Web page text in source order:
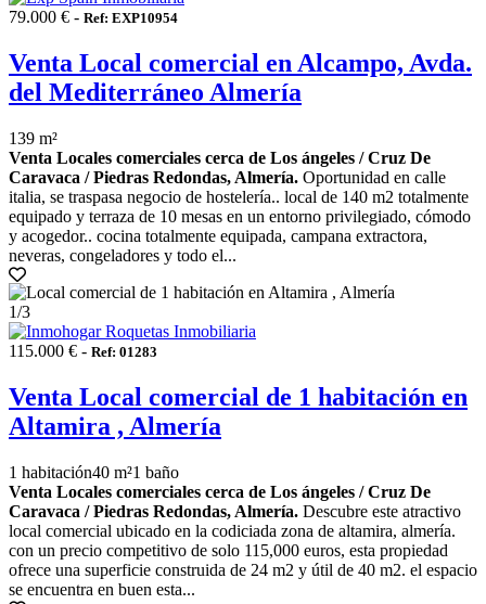
79.000 € - Ref: EXP10954
Venta Local comercial en Alcampo, Avda.
del Mediterráneo Almería
139 m²
Venta Locales comerciales cerca de Los ángeles / Cruz De
Caravaca / Piedras Redondas, Almería. Oportunidad en calle
italia, se traspasa negocio de hostelería.. local de 140 m2 totalmente
equipado y terraza de 10 mesas en un entorno privilegiado, cómodo
y acogedor.. cocina totalmente equipada, campana extractora,
neveras, congeladores y todo el...
1/3
115.000 € - Ref: 01283
Venta Local comercial de 1 habitación en
Altamira , Almería
1 habitación40 m²1 baño
Venta Locales comerciales cerca de Los ángeles / Cruz De
Caravaca / Piedras Redondas, Almería. Descubre este atractivo
local comercial ubicado en la codiciada zona de altamira, almería.
con un precio competitivo de solo 115,000 euros, esta propiedad
ofrece una superficie construida de 24 m2 y útil de 40 m2. el espacio
se encuentra en buen esta...